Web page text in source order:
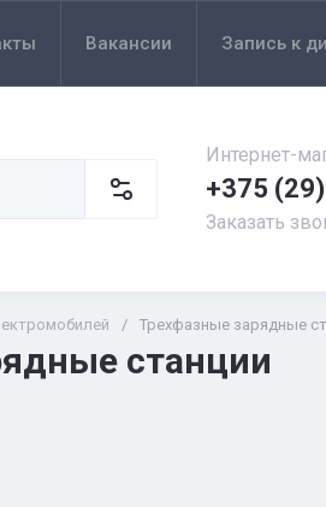
Вакансии Запись к
Интернет-
+375
Заказать
/ Трехфазные зарядные
станции